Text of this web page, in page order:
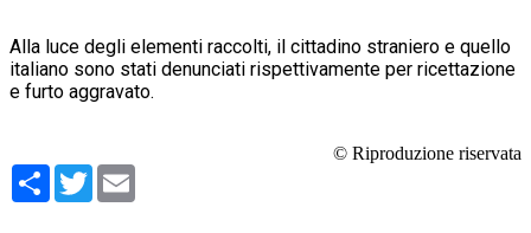
Alla luce degli elementi raccolti, il cittadino straniero e quello
italiano sono stati denunciati rispettivamente per ricettazione
e furto aggravato.
© Riproduzione riservata
Condividi
Twitter